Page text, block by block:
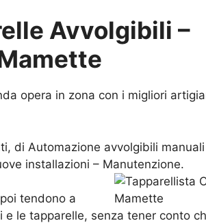
Avvolgibili –
opera in zona con i migliori
di Automazione avvolgibili
installazioni – Manutenzione.
tendono a
le tapparelle, senza tener conto